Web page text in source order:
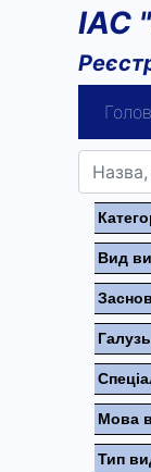
ІАС
Вид
Мова
Тип